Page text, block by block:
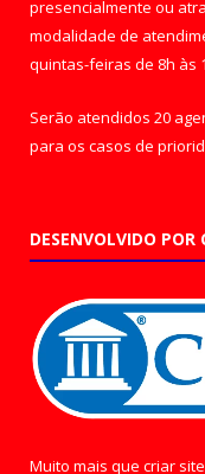
presencialmente ou
modalidade de
quintas-feiras de 8h às
Serão atendidos 20
para os casos de
DESENVOLVIDO POR
Muito mais que criar site